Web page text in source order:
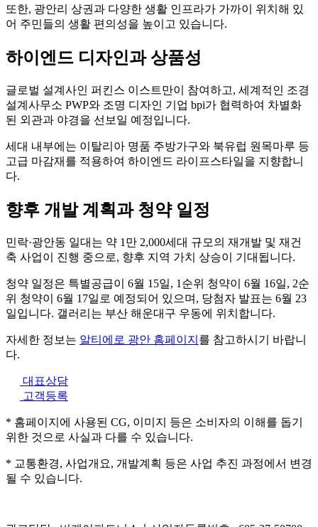
또한, 광안리 상권과 다양한 생활 인프라가 가까이 위치해 있
어 주민들의 생활 편의성을 높이고 있습니다.
하이엔드 디자인과 상품성
글로벌 설계사인 퍼킨스 이스트만이 참여하고, 세계적인 조경
설계사무소 PWP와 조명 디자인 기업 bpi가 협력하여 차별화
된 외관과 야경을 선보일 예정입니다.
세대 내부에는 이탈리아 명품 주방가구와 북유럽 원목마루 등
고급 마감재를 적용하여 하이엔드 라이프스타일을 지향합니
다.
향후 개발 계획과 청약 일정
민락·광안동 일대는 약 1만 2,000세대 규모의 재개발 및 재건
축 사업이 진행 중으로, 향후 지역 가치 상승이 기대됩니다.
청약 일정은 특별공급이 6월 15일, 1순위 청약이 6월 16일, 2순
위 청약이 6월 17일로 예정되어 있으며, 당첨자 발표는 6월 23
일입니다. 갤러리는 부산 해운대구 우동에 위치합니다.
자세한 정보는 알티에로 광안 홈페이지 를 참고하시기 바랍니
다.
대표상담
고객등록
* 홈페이지에 사용된 CG, 이미지 등은 소비자의 이해를 돕기
위한 것으로 사실과 다를 수 있습니다.
* 교통환경, 사업개요, 개발계획 등은 사업 추진 과정에서 변경
될 수 있습니다.